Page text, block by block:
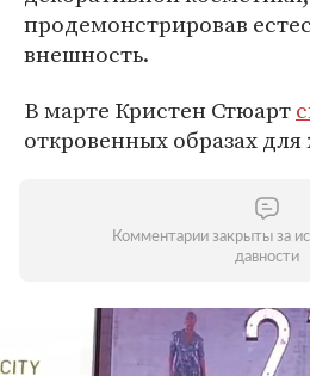
продемонстрировав
внешность.
В марте Кристен Стюарт
откровенных образах
Комментарии закрыты за
давности